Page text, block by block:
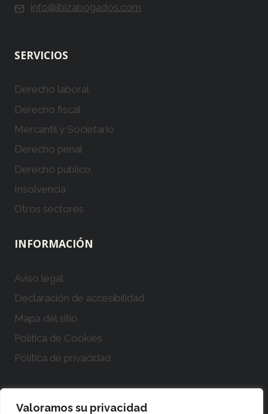
Valoramos su privacidad
info@ibizabogados.com
SERVICIOS
Derecho laboral
Derecho fiscal
Mercantil y Societario
Derecho penal
Derecho público
Insolvencia
Otros sectores
INFORMACIÓN
Aviso legal
Declaración de accesibilidad
Mapa del sitio
Política de Cookies
Política de privacidad